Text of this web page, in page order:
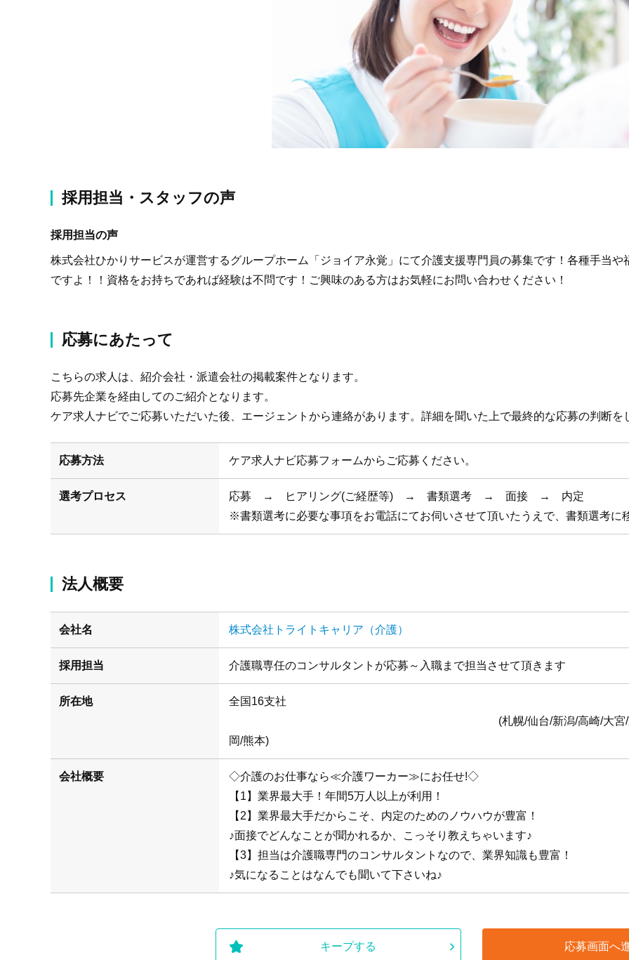
採用担当・スタッフの声
採用担当の声
株式会社ひかりサービスが運営するグループホーム「ジョイア永覚」にて介護支援専門員の募集です！各種手当
ですよ！！資格をお持ちであれば経験は不問です！ご興味のある方はお気軽にお問い合わせください！
応募にあたって
こちらの求人は、紹介会社・派遣会社の掲載案件となります。
応募先企業を経由してのご紹介となります。
ケア求人ナビでご応募いただいた後、エージェントから連絡があります。詳細を聞いた上で最終的な応募の判断を
応募方法 ケア求人ナビ応募フォームからご応募ください。
選考プロセス
応募 → ヒアリング(ご経歴等) → 書類選考 → 面接 → 内定
※書類選考に必要な事項をお電話にてお伺いさせて頂いたうえで、書類選考に
法人概要
会社名 株式会社トライトキャリア（介護）
採用担当 介護職専任のコンサルタントが応募～入職まで担当させて頂きます
所在地
全国
(札幌/仙台/新潟/高崎/大宮/東京/横浜/静岡/名
岡/熊本)
会社概要
◇介護のお仕事なら≪介護ワーカー≫にお任せ!◇
【1】業界最大手！年間5万人以上が利用！
【2】業界最大手だからこそ、内定のためのノウハウが豊富！
♪面接でどんなことが聞かれるか、こっそり教えちゃいます♪
【3】担当は介護職専門のコンサルタントなので、業界知識も豊富！
♪気になることはなんでも聞いて下さいね♪
キープする 応募画面へ